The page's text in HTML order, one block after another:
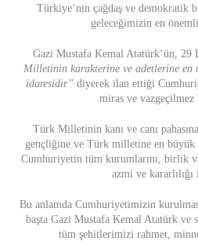
Türkiye‘nin çağdaş ve demokratik
geleceğimizin en
Gazi Mustafa Kemal Atatürk‘ün, 29
Milletinin karakterine ve adetlerine en
idaresidir.” diyerek ilan ettiği
miras ve
Türk Milletinin kanı ve canı
gençliğine ve Türk milletine en
Cumhuriyetin tüm kurumlarını, birlik
azmi ve
Bu anlamda Cumhuriyetimizin
başta Gazi Mustafa Kemal Atatürk ve
tüm şehitlerimizi rahmet,